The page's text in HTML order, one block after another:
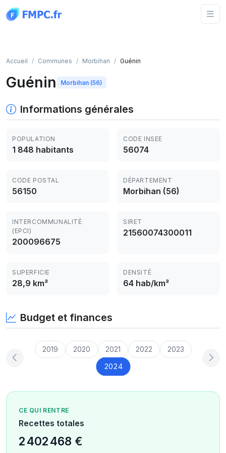
Accueil Communes Morbihan Guénin
Guénin Morbihan (56)
Informations générales
POPULATION
1 848 habitants
CODE INSEE
56074
CODE POSTAL
56150
DÉPARTEMENT
Morbihan (56)
INTERCOMMUNALITÉ
(EPCI)
200096675
SIRET
21560074300011
SUPERFICIE
28,9 km²
DENSITÉ
64 hab/km²
Budget et finances
2019 2020 2021 2022 2023
2024
CE QUI RENTRE
Recettes totales
2 402 468 €
Panneau de gestion des cookies